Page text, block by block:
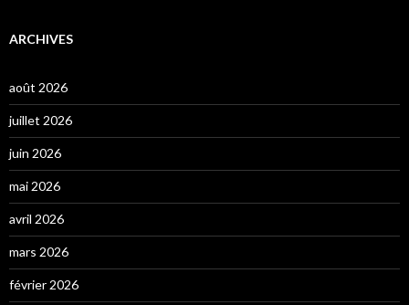
ARCHIVES
août 2026
juillet 2026
juin 2026
mai 2026
avril 2026
mars 2026
février 2026